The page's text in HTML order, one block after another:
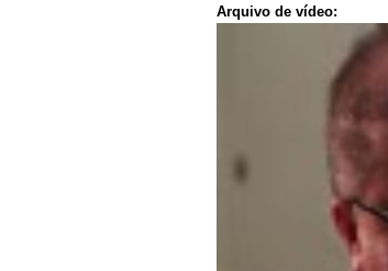
Arquivo de vídeo: